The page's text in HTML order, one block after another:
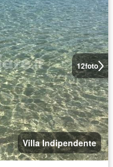
12foto
Villa Indipendente